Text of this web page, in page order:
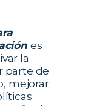
es
la
parte de
mejorar